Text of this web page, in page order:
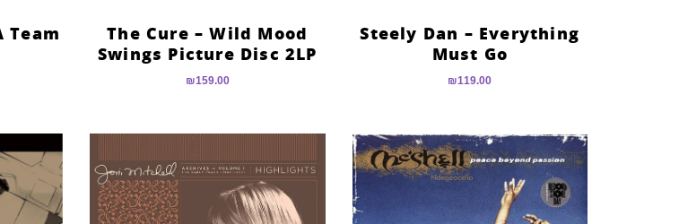
Steely Dan – Everything
Must Go
₪119.00
The Cure – Wild Mood
Swings Picture Disc 2LP
₪159.00
Team